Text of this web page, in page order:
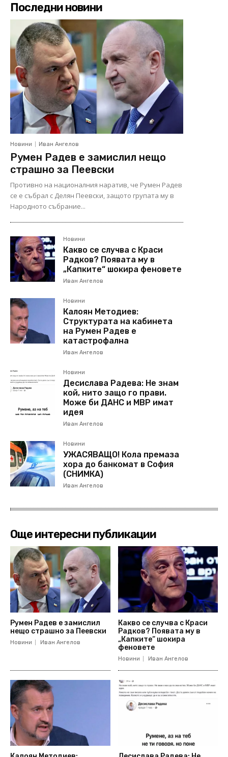
Последни новини
Новини Иван Ангелов
Румен Радев е замислил нещо
страшно за Пеевски
Противно на националния наратив, че Румен Радев
се е събрал с Делян Пеевски, защото групата му в
Народното събрание...
Новини
Какво се случва с Краси
Радков? Появата му в
„Капките“ шокира феновете
Иван Ангелов
Новини
Калоян Методиев:
Структурата на кабинета
на Румен Радев е
катастрофална
Иван Ангелов
Новини
Десислава Радева: Не знам
кой, нито защо го прави.
Може би ДАНС и МВР имат
идея
Иван Ангелов
Новини
УЖАСЯВАЩО! Кола премаза
хора до банкомат в София
(СНИМКА)
Иван Ангелов
Още интересни публикации
Румен Радев е замислил
нещо страшно за Пеевски
Новини Иван Ангелов
Какво се случва с Краси
Радков? Появата му в
„Капките“ шокира
феновете
Новини Иван Ангелов